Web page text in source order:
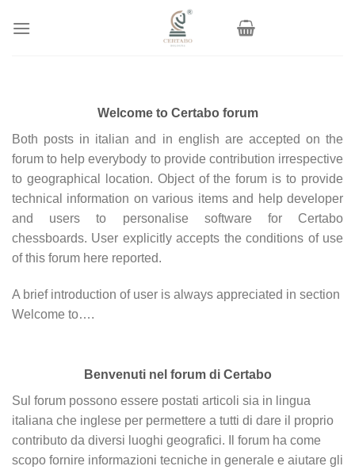
Welcome to Certabo forum
Both posts in italian and in english are accepted on the
forum to help everybody to provide contribution irrespective
to geographical location. Object of the forum is to provide
technical information on various items and help developer
and users to personalise software for Certabo
chessboards. User explicitly accepts the conditions of use
of this forum here reported.
A brief introduction of user is always appreciated in section
Welcome to….
Benvenuti nel forum di Certabo
Sul forum possono essere postati articoli sia in lingua
italiana che inglese per permettere a tutti di dare il proprio
contributo da diversi luoghi geografici. Il forum ha come
scopo fornire informazioni tecniche in generale e aiutare gli